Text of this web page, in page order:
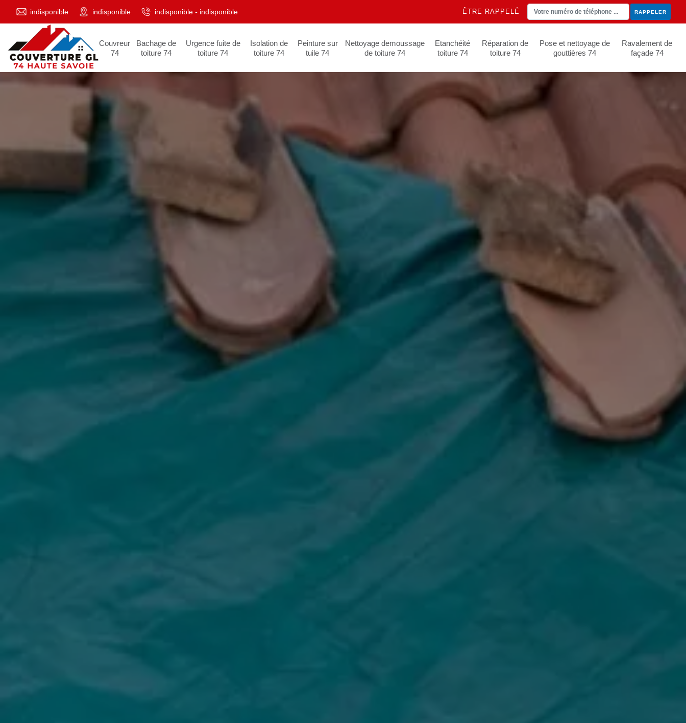
indisponible indisponible indisponible - indisponible ÊTRE RAPPELÉ
Couvreur
74
Bachage de
toiture 74
Urgence fuite de
toiture 74
Isolation de
toiture 74
Peinture sur
tuile 74
Nettoyage demoussage
de toiture 74
Etanchéité
toiture 74
Réparation de
toiture 74
Pose et nettoyage de
gouttières 74
Ravalement de
façade 74